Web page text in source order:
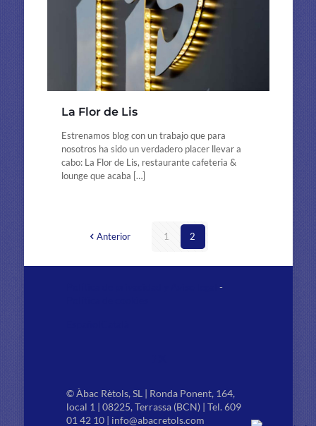
La Flor de Lis
Estrenamos blog con un trabajo que para
nosotros ha sido un verdadero placer llevar a
cabo: La Flor de Lis, restaurante cafeteria &
lounge que acaba […]
Anterior 1 2
-
© Àbac Rètols, SL | Ronda Ponent, 164,
local 1 | 08225, Terrassa (BCN) | Tel. 609
01 42 10 | info@abacretols.com